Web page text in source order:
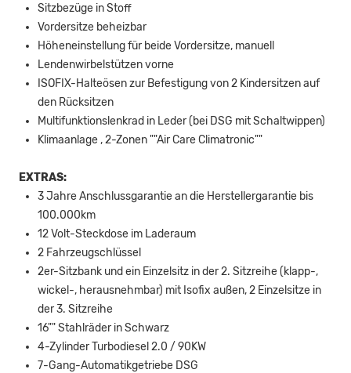
Sitzbezüge in Stoff
Vordersitze beheizbar
Höheneinstellung für beide Vordersitze, manuell
Lendenwirbelstützen vorne
ISOFIX-Halteösen zur Befestigung von 2 Kindersitzen auf
den Rücksitzen
Multifunktionslenkrad in Leder (bei DSG mit Schaltwippen)
Klimaanlage , 2-Zonen ""Air Care Climatronic""
EXTRAS:
3 Jahre Anschlussgarantie an die Herstellergarantie bis
100.000km
12 Volt-Steckdose im Laderaum
2 Fahrzeugschlüssel
2er-Sitzbank und ein Einzelsitz in der 2. Sitzreihe (klapp-,
wickel-, herausnehmbar) mit Isofix außen, 2 Einzelsitze in
der 3. Sitzreihe
16"" Stahlräder in Schwarz
4-Zylinder Turbodiesel 2.0 / 90KW
7-Gang-Automatikgetriebe DSG